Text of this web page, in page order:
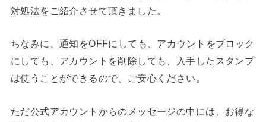
対処法をご紹介させて頂きました。
ちなみに、通知をOFFにしても、アカウントをブロック
にしても、アカウントを削除しても、入手したスタンプ
は使うことができるので、ご安心ください。
ただ公式アカウントからのメッセージの中には、お得な